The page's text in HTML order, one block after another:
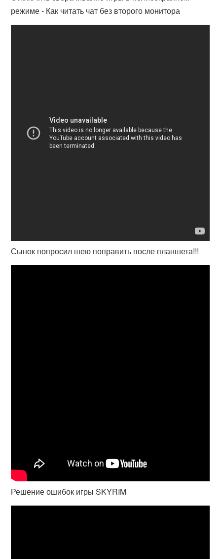
режиме - Как читать чат без второго монитора
Сынок попросил шею поправить после планшета!!!
Решение ошибок игры SKYRIM